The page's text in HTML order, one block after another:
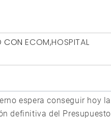
CONECOM,HOSPITAL
espera conseguir hoy la
definitiva del Presupuesto